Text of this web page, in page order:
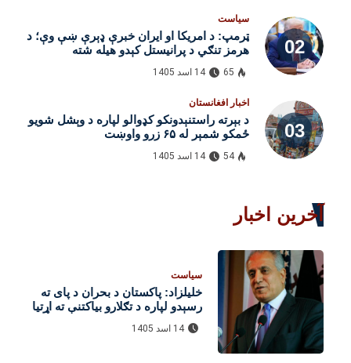
سیاست
ټرمپ: د امریکا او ایران خبرې ډېرې ښې وې؛ د
هرمز تنګي د پرانیستل کېدو هیله شته
65 14 اسد 1405
اخبار افغانستان
د بېرته راستنېدونکو کډوالو لپاره د وېشل شویو
ځمکو شمېر له ۶۵ زرو واوښت
54 14 اسد 1405
آخرین اخبار
سیاست
خلیلزاد: پاکستان د بحران د پای ته
رسېدو لپاره د تګلارو بیاکتنې ته اړتیا
لري
14 اسد 1405